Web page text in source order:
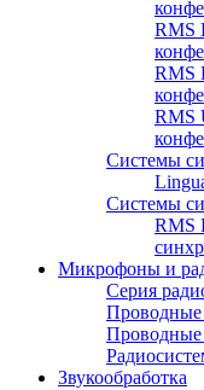
RMS
RMS
RMS
Системы
Системы
RMS
Микрофоны и
Серия
Звукообработка